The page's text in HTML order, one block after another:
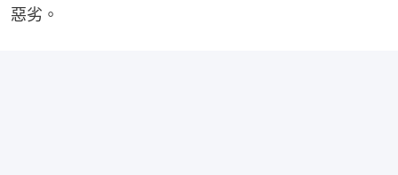
惡劣。